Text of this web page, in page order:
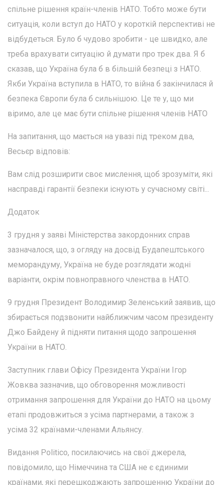
спільне рішення країн-членів НАТО. Тобто може бути
ситуація, коли вступ до НАТО у короткій перспективі не
відбудеться. Було б чудово зробити - це швидко, але
треба врахувати ситуацію й думати про трек два. Я б
сказав, що Україна була б в більшій безпеці з НАТО.
Якби Україна вступила в НАТО, то війна б закінчилася й
безпека Європи була б сильнішою. Це те у, що ми
віримо, але це має бути спільне рішення членів НАТО
На запитання, що мається на увазі під треком два,
Весьєр відповів:
Вам слід розширити своє мислення, щоб зрозуміти, які
насправді гарантії безпеки існують у сучасному світі...
Додаток
3 грудня у заяві Міністерства закордонних справ
зазначалося, що, з огляду на досвід Будапештського
меморандуму, Україна не буде розглядати жодні
варіанти, окрім повноправного членства в НАТО.
9 грудня Президент Володимир Зеленський заявив, що
збирається подзвонити найближчим часом президенту
Джо Байдену й підняти питання щодо запрошення
України в НАТО.
Заступник глави Офісу Президента України Ігор
Жовква зазначив, що обговорення можливості
отримання запрошення для України до НАТО на цьому
етапі продовжиться з усіма партнерами, а також з
усіма 32 країнами-членами Альянсу.
Видання Politico, посилаючись на свої джерела,
повідомило, що Німеччина та США не є єдиними
країнами, які перешкоджають запрошенню України до